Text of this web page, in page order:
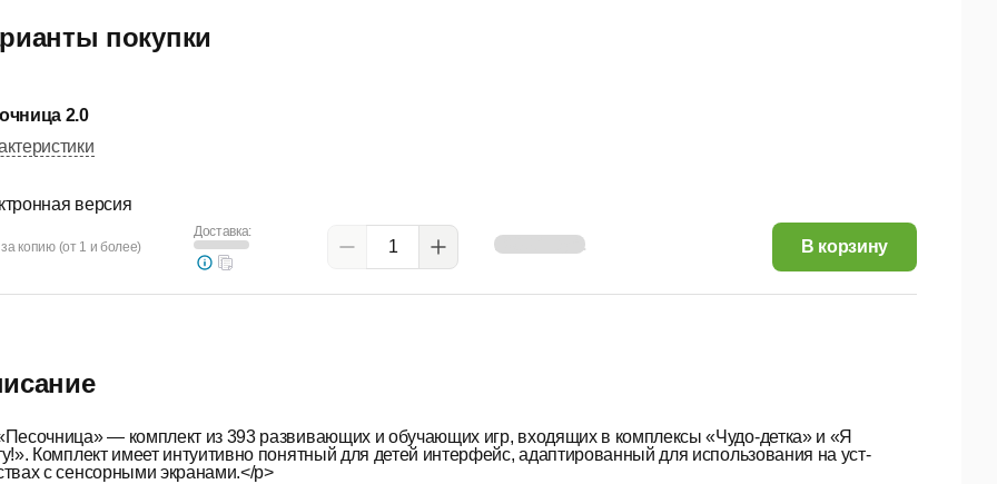
— комплект из 393 раз­вивающих и обу­чающих игр, входящих в комплексы «Чудо-детка» и «Я
Комплект имеет ин­туи­тивно понятный для детей ин­терфейс, адапти­рованный для использования на уст­
с сенсор­ными экра­нами.</p>
покупки
2.0
версия
копию (от 1 и более)
Доставка:
190,34 руб. В корзину